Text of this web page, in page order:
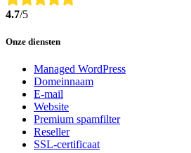
4.7/5
Onze diensten
Managed WordPress
Domeinnaam
E-mail
Website
Premium spamfilter
Reseller
SSL-certificaat